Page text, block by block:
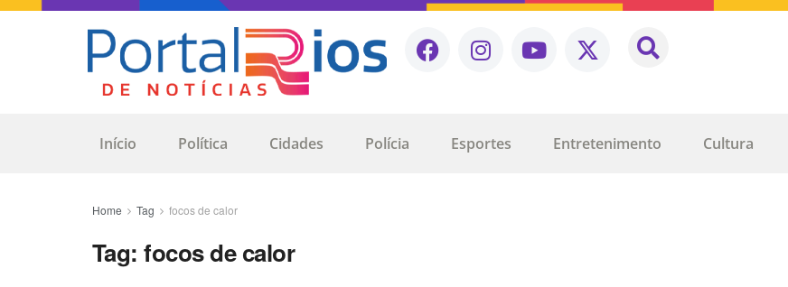
Início Política Cidades Polícia Esportes Entretenimento Cultura
Home Tag focos de calor
Tag:focos de calor